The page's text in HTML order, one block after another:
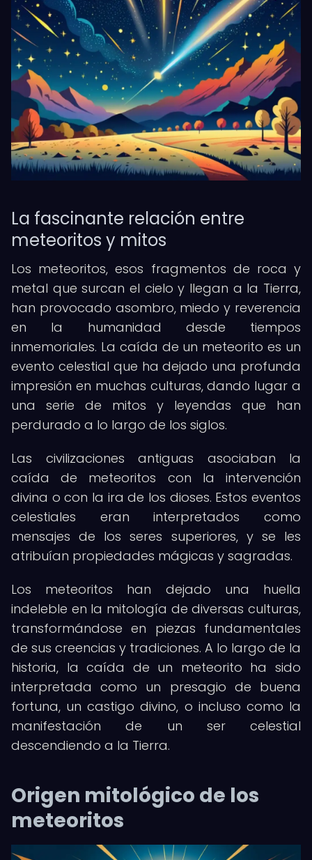
La fascinante relación entre
meteoritos y mitos
Los meteoritos, esos fragmentos de roca y
metal que surcan el cielo y llegan a la Tierra,
han provocado asombro, miedo y reverencia
en la humanidad desde tiempos
inmemoriales. La caída de un meteorito es un
evento celestial que ha dejado una profunda
impresión en muchas culturas, dando lugar a
una serie de mitos y leyendas que han
perdurado a lo largo de los siglos.
Las civilizaciones antiguas asociaban la
caída de meteoritos con la intervención
divina o con la ira de los dioses. Estos eventos
celestiales eran interpretados como
mensajes de los seres superiores, y se les
atribuían propiedades mágicas y sagradas.
Los meteoritos han dejado una huella
indeleble en la mitología de diversas culturas,
transformándose en piezas fundamentales
de sus creencias y tradiciones. A lo largo de la
historia, la caída de un meteorito ha sido
interpretada como un presagio de buena
fortuna, un castigo divino, o incluso como la
manifestación de un ser celestial
descendiendo a la Tierra.
Origen mitológico de los
meteoritos